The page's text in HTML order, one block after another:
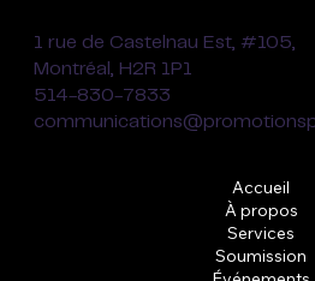
1 rue de Castelnau Est, #105,
Montréal, H2R 1P1
514-830-7833
Accueil
À propos
Services
Soumission